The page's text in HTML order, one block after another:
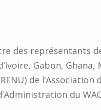
des représentants
Gabon,
de
du